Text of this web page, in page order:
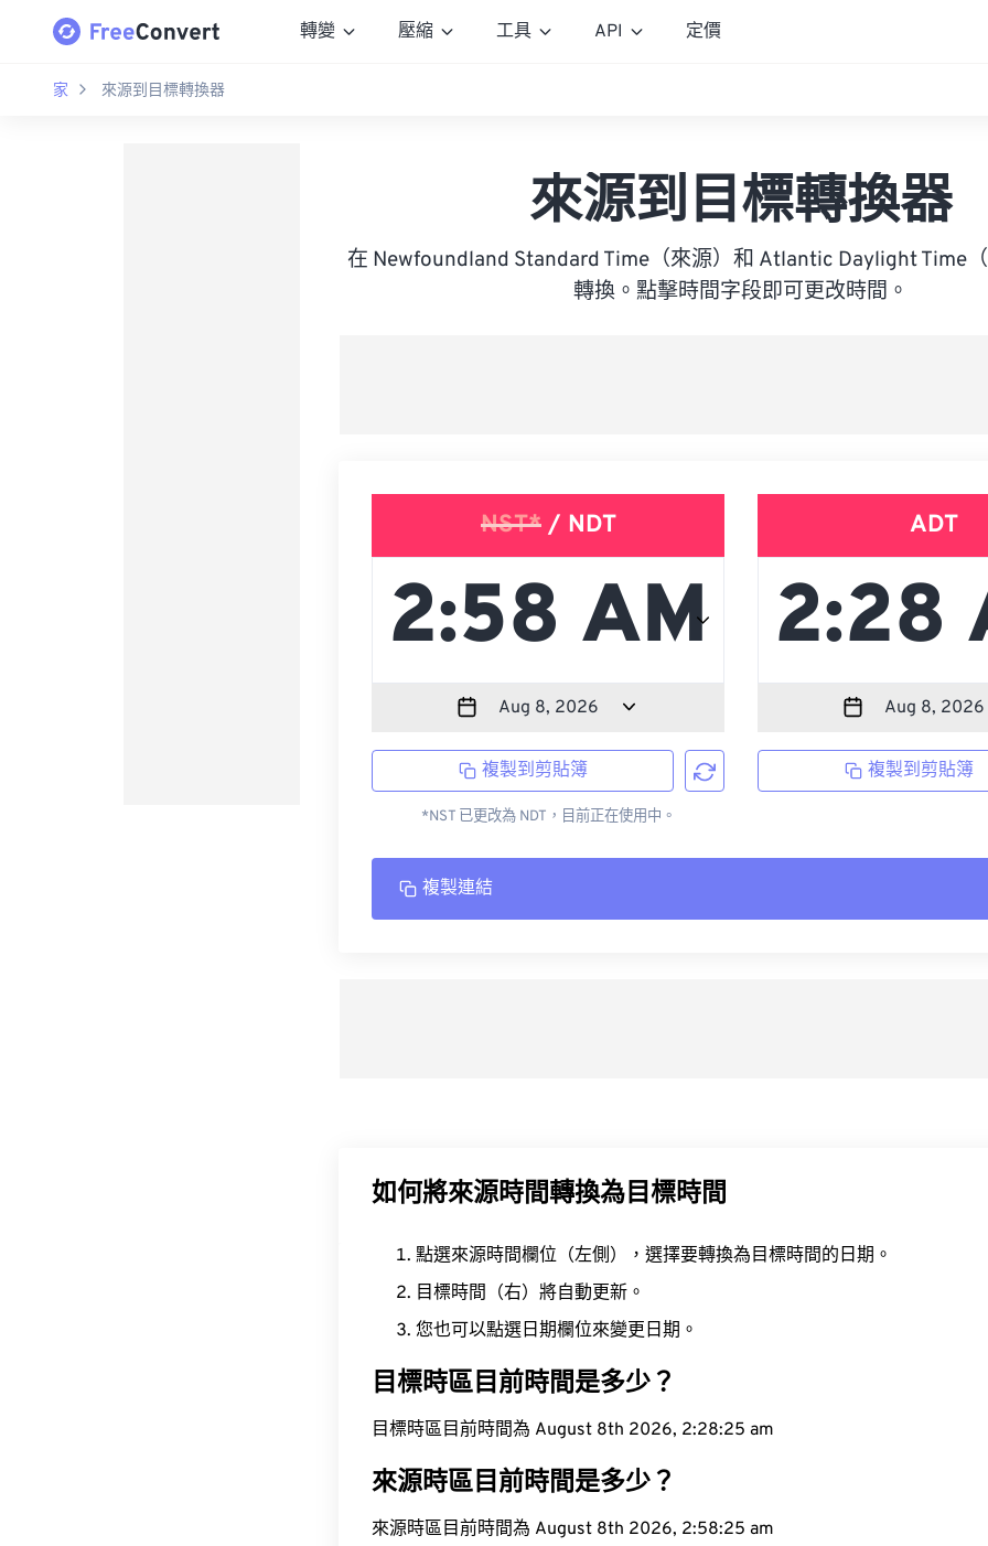
轉變 壓縮 工具 API 定價
家 來源到目標轉換器
來源到目標轉換器
在 Newfoundland Standard Time（來源）和 Atlantic Daylight Time
轉換。點擊時間字段即可更改時間。
NST*/ NDT
複製到剪貼簿
*NST 已更改為 NDT，目前正在使用中。
ADT
複製到剪貼簿
複製連結
如何將來源時間轉換為目標時間
點選來源時間欄位（左側），選擇要轉換為目標時間的日期。
目標時間（右）將自動更新。
您也可以點選日期欄位來變更日期。
目標時區目前時間是多少？
目標時區目前時間為 August 8th 2026, 2:28:26 am
來源時區目前時間是多少？
來源時區目前時間為 August 8th 2026, 2:58:26 am